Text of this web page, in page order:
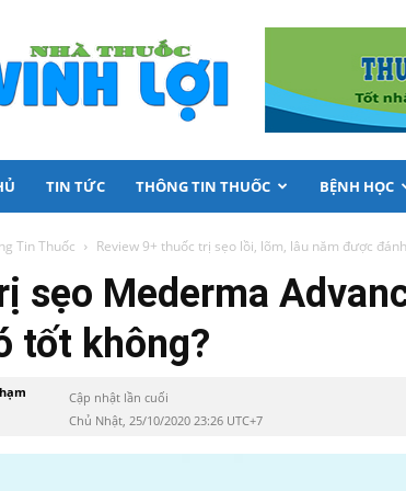
TIN TỨC THÔNG TIN THUỐC BỆNH HỌC
Tin Thuốc Review 9+ thuốc trị sẹo lồi, lõm, lâu năm được
sẹo Mederma
tốt không?
Cập nhật lần cuối
Chủ Nhật, 25/10/2020 23:26 UTC+7